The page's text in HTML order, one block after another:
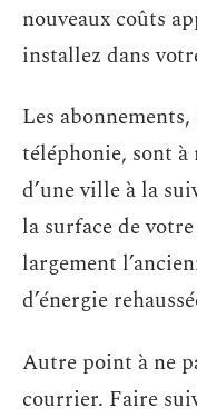
nouveaux coûts
installez dans
Les
téléphonie, sont à
d’une ville à la
la surface de
largement
d’énergie
Autre point à ne
courrier. Faire